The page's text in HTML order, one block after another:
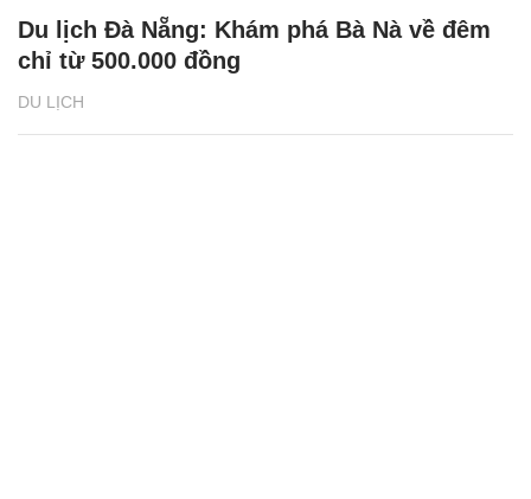
DU LỊCH
Du lịch Đà Nẵng: Khám phá Bà Nà về đêm
chỉ từ 500.000 đồng